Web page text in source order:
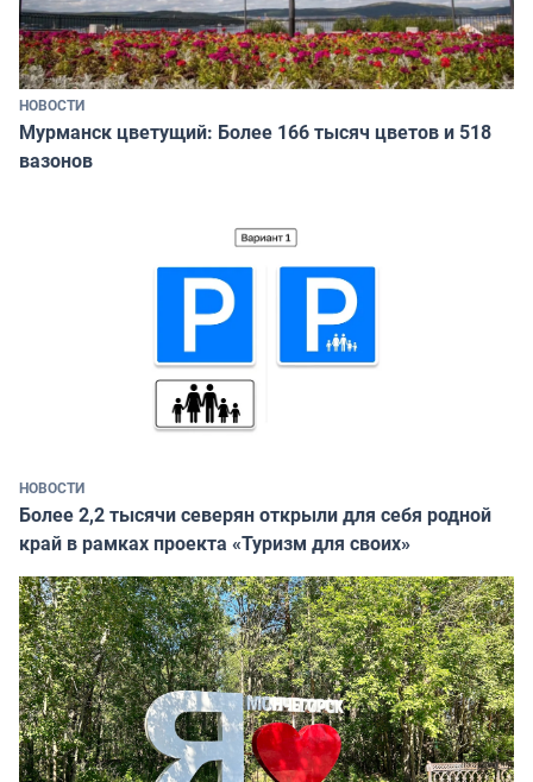
НОВОСТИ
Мурманск цветущий: Более 166 тысяч цветов и 518
вазонов
НОВОСТИ
Более 2,2 тысячи северян открыли для себя родной
край в рамках проекта «Туризм для своих»